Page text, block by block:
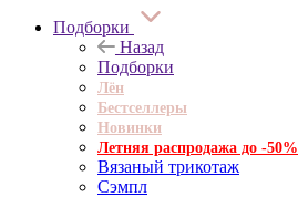
Подборки
Назад
Подборки
Лён
Бестселлеры
Новинки
Летняя распродажа до -50%
Вязаный трикотаж
Сэмпл